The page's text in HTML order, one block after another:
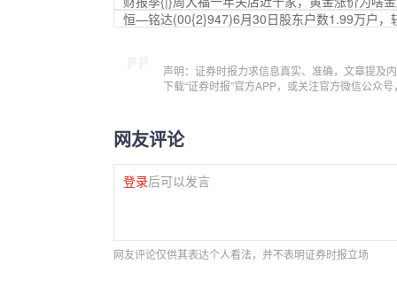
恒—铭达(00{2}947)6月30日股东户数1.99万户，
声明：证券时报力求信息真实、准确，文章提及
下载“证券时报”官方APP，或关注官方微信公众
网友评论
登录后可以发言
网友评论仅供其表达个人看法，并不表明证券时报立场